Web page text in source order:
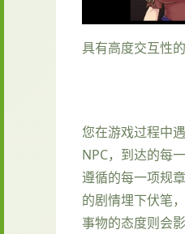
具有高度交互性
您在游戏过程中
NPC，到达的每
遵循的每一项规
的剧情埋下伏笔
事物的态度则会